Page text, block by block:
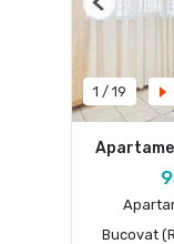
1 / 19
Previous
Bucovat